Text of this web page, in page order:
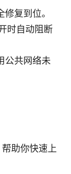
复到位。
时自动阻断
公共网络未
助你快速上